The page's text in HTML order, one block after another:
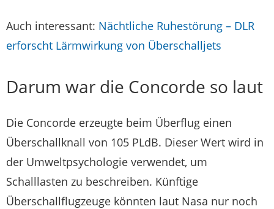
Auch interessant: Nächtliche Ruhestörung – DLR
erforscht Lärmwirkung von Überschalljets
Darum war die Concorde so laut
Die Concorde erzeugte beim Überflug einen
Überschallknall von 105 PLdB. Dieser Wert wird in
der Umweltpsychologie verwendet, um
Schalllasten zu beschreiben. Künftige
Überschallflugzeuge könnten laut Nasa nur noch